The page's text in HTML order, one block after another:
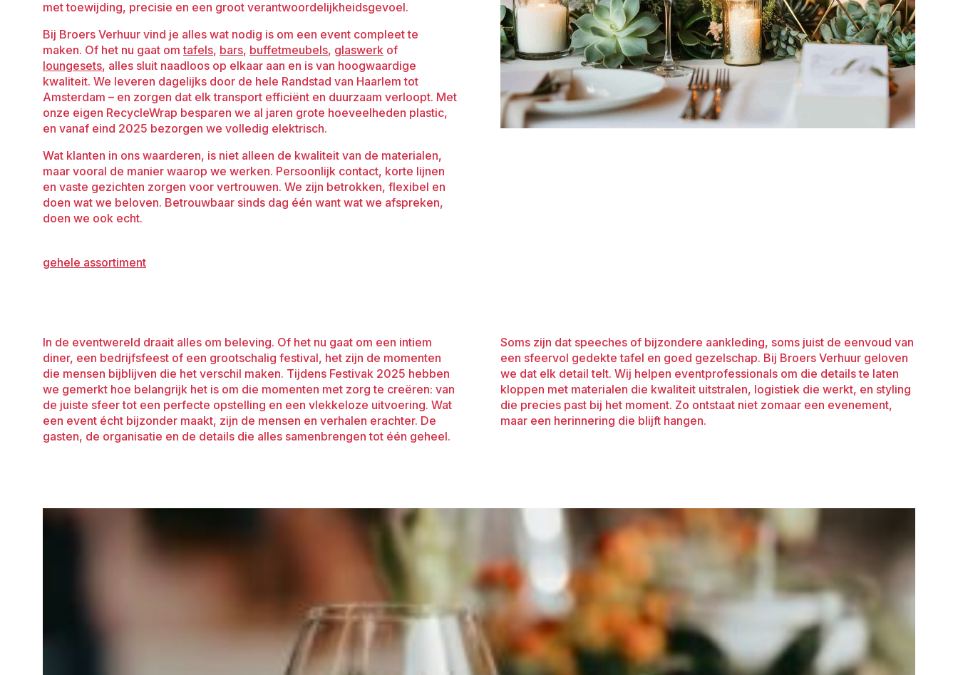
met toewijding, precisie en een groot verantwoordelijkheidsgevoel.
Bij Broers Verhuur vind je alles wat nodig is om een event compleet te
maken. Of het nu gaat omtafels, bars, buffetmeubels, glaswerk of
loungesets, alles sluit naadloos op elkaar aan en is van hoogwaardige
kwaliteit. We leveren dagelijks door de hele Randstad van Haarlem tot
Amsterdam – en zorgen dat elk transport efficiënt en duurzaam verloopt. Met
onze eigen RecycleWrap besparen we al jaren grote hoeveelheden plastic,
en vanaf eind 2025 bezorgen we volledig elektrisch.
Wat klanten in ons waarderen, is niet alleen de kwaliteit van de materialen,
maar vooral de manier waarop we werken. Persoonlijk contact, korte lijnen
en vaste gezichten zorgen voor vertrouwen. We zijn betrokken, flexibel en
doen wat we beloven. Betrouwbaar sinds dag één want wat we afspreken,
doen we ook echt.
gehele assortiment
In de eventwereld draait alles om beleving. Of het nu gaat om een intiem
diner, een bedrijfsfeest of een grootschalig festival, het zijn de momenten
die mensen bijblijven die het verschil maken. Tijdens Festivak 2025 hebben
we gemerkt hoe belangrijk het is om die momenten met zorg te creëren: van
de juiste sfeer tot een perfecte opstelling en een vlekkeloze uitvoering. Wat
een event écht bijzonder maakt, zijn de mensen en verhalen erachter. De
gasten, de organisatie en de details die alles samenbrengen tot één geheel.
Soms zijn dat speeches of bijzondere aankleding, soms juist de eenvoud van
een sfeervol gedekte tafel en goed gezelschap. Bij Broers Verhuur geloven
we dat elk detail telt. Wij helpen eventprofessionals om die details te laten
kloppen met materialen die kwaliteit uitstralen, logistiek die werkt, en styling
die precies past bij het moment. Zo ontstaat niet zomaar een evenement,
maar een herinnering die blijft hangen.